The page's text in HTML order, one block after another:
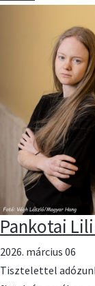
Pankotai
2026. március 06
Tisztelettel